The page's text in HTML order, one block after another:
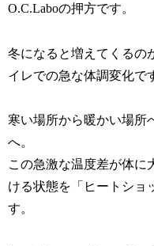
O.C.Laboの押方です。
冬になると増えてくるの
イレでの急な体調変化で
寒い場所から暖かい場所
へ。
この急激な温度差が体に
ける状態を「ヒートショ
す。